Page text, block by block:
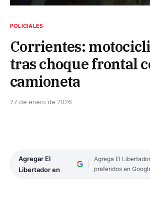
POLICIALES
Corrientes:
tras choque frontal
camioneta
27 de enero de 2026
Agregar El
Libertador en
Agrega El
preferidos en